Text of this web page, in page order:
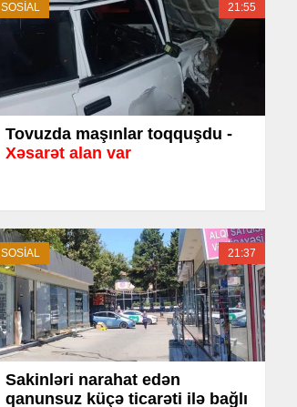
SOSİAL 21:55
Tovuzda maşınlar toqquşdu -
Xəsarət alan var
SOSİAL 21:37
Sakinləri narahat edən
qanunsuz küçə ticarəti ilə bağlı